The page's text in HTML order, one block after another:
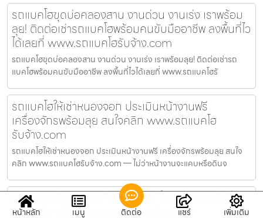
รถแบคโฮขุดบ่อคลองสาน งานด่วน งานเร่ง เราพร้อม
ลุย! ติดต่อเช่ารถแบคโฮพร้อมคนขับมืออาชีพ ลงพื้นที่ไว
ได้เลยที่ www.รถแบคโฮรับจ้าง.com
รถแบคโฮขุดบ่อคลองสาน งานด่วน งานเร่ง เราพร้อมลุย! ติดต่อเช่ารถ
แบคโฮพร้อมคนขับมืออาชีพ ลงพื้นที่ไวได้เลยที่ www.รถแบคโฮรั
รถแบคโฮให้เช่าหนองจอก ประเมินหน้างานฟรี
เครื่องจักรพร้อมลุย สนใจคลิก www.รถแบคโฮ
รับจ้าง.com
รถแบคโฮให้เช่าหนองจอก ประเมินหน้างานฟรี เครื่องจักรพร้อมลุย สนใจ
คลิก www.รถแบคโฮรับจ้าง.com — ไม่ว่าหน้างานจะแคบหรือดินจ
เช่ารถแบคโฮบางขุนเทียน ขุด ถม รื้อถอน จบไวในที่
เดียว เรียกใช้ www.รถแบคโฮรับจ้าง.com
หน้าหลัก เมนู ติดต่อ แชร์ เพิ่มเติม